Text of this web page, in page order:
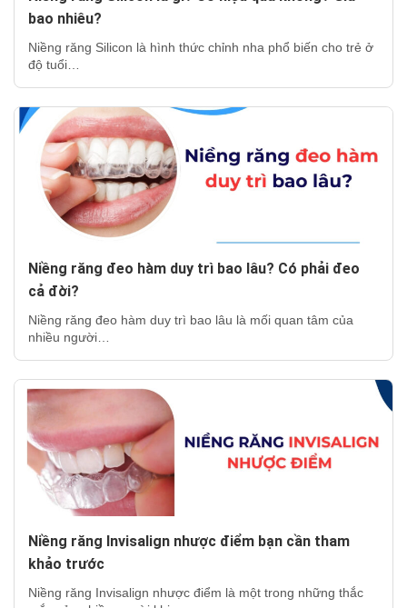
bao nhiêu?
Niềng răng Silicon là hình thức chỉnh nha phổ biến cho trẻ ở
độ tuổi…
Niềng răng đeo hàm duy trì bao lâu? Có phải đeo
cả đời?
Niềng răng đeo hàm duy trì bao lâu là mối quan tâm của
nhiều người…
Niềng răng Invisalign nhược điểm bạn cần tham
khảo trước
Niềng răng Invisalign nhược điểm là một trong những thắc